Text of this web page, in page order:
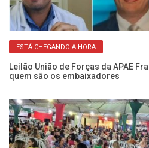
ESTÁ CHEGANDO A HORA
Leilão União de Forças da APAE
quem são os embaixadores